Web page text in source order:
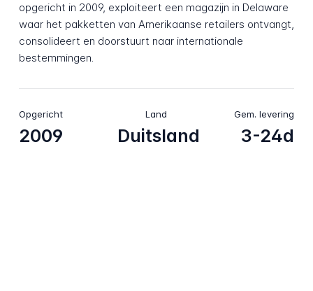
opgericht in 2009, exploiteert een magazijn in Delaware
waar het pakketten van Amerikaanse retailers ontvangt,
consolideert en doorstuurt naar internationale
bestemmingen.
Opgericht
2009
Land
Duitsland
Gem. levering
3-24d